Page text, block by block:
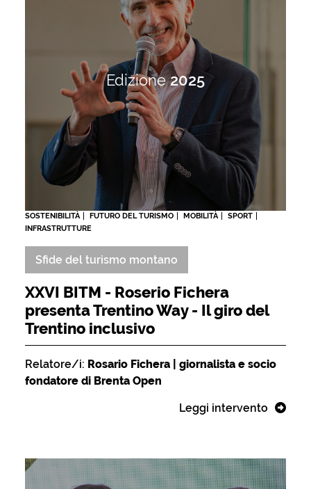
Edizione2025
SOSTENIBILITÀ FUTURO DEL TURISMO MOBILITÀ
SPORT
INFRASTRUTTURE
Sfide del turismo montano
XXVI BITM - Roserio Fichera
presenta Trentino Way - Il giro del
Trentino inclusivo
Relatore/i: Rosario Fichera | giornalista e socio
fondatore di Brenta Open
Leggi intervento